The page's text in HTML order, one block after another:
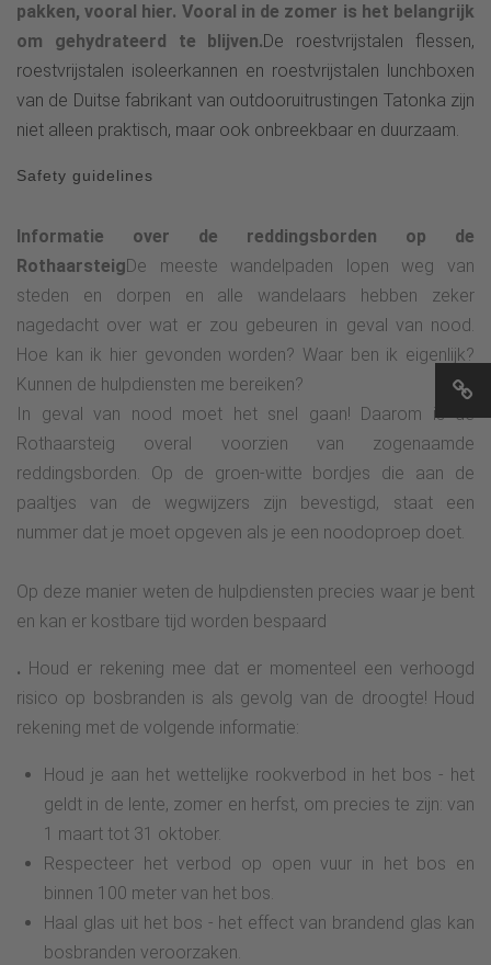
pakken, vooral hier. Vooral in de zomer is het belangrijk
om gehydrateerd te blijven.De roestvrijstalen flessen,
roestvrijstalen isoleerkannen en roestvrijstalen lunchboxen
van de Duitse fabrikant van outdooruitrustingen Tatonka zijn
niet alleen praktisch, maar ook onbreekbaar en duurzaam.
Safety guidelines
Informatie over de reddingsborden op de
RothaarsteigDe meeste wandelpaden lopen weg van
steden en dorpen en alle wandelaars hebben zeker
nagedacht over wat er zou gebeuren in geval van nood.
Hoe kan ik hier gevonden worden? Waar ben ik eigenlijk?
Kunnen de hulpdiensten me bereiken?
In geval van nood moet het snel gaan! Daarom is de
Rothaarsteig overal voorzien van zogenaamde
reddingsborden. Op de groen-witte bordjes die aan de
paaltjes van de wegwijzers zijn bevestigd, staat een
nummer dat je moet opgeven als je een noodoproep doet.
Op deze manier weten de hulpdiensten precies waar je bent
en kan er kostbare tijd worden bespaard
. Houd er rekening mee dat er momenteel een verhoogd
risico op bosbranden is als gevolg van de droogte! Houd
rekening met de volgende informatie:
Houd je aan het wettelijke rookverbod in het bos - het
geldt in de lente, zomer en herfst, om precies te zijn: van
1 maart tot 31 oktober.
Respecteer het verbod op open vuur in het bos en
binnen 100 meter van het bos.
Haal glas uit het bos - het effect van brandend glas kan
bosbranden veroorzaken.